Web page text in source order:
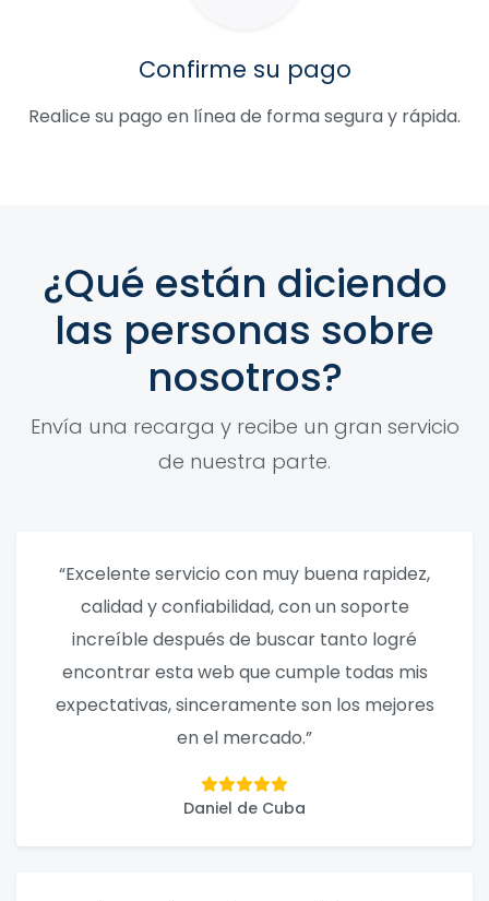
Confirme su pago
Realice su pago en línea de forma segura y rápida.
¿Qué están diciendo
las personas sobre
nosotros?
Envía una recarga y recibe un gran servicio
de nuestra parte.
“Excelente servicio con muy buena rapidez,
calidad y confiabilidad, con un soporte
increíble después de buscar tanto logré
encontrar esta web que cumple todas mis
expectativas, sinceramente son los mejores
en el mercado.”
Daniel de Cuba